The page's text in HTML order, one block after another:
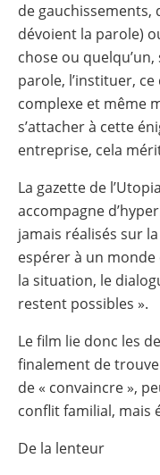
de gauchissements,
dévoient la parole)
chose ou
parole, l’instituer,
complexe et même
s’attacher à cette
entreprise, cela
La gazette de
accompagne
jamais réalisés sur
espérer à un
la situation, le
restent possibles ».
Le film lie donc les
finalement de
de « convaincre »,
conflit familial, mais
De la lenteur